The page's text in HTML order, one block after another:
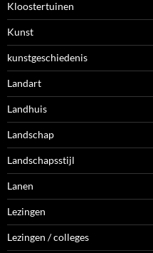
Kloostertuinen
Kunst
kunstgeschiedenis
Landart
Landhuis
Landschap
Landschapsstijl
Lanen
Lezingen
Lezingen / colleges